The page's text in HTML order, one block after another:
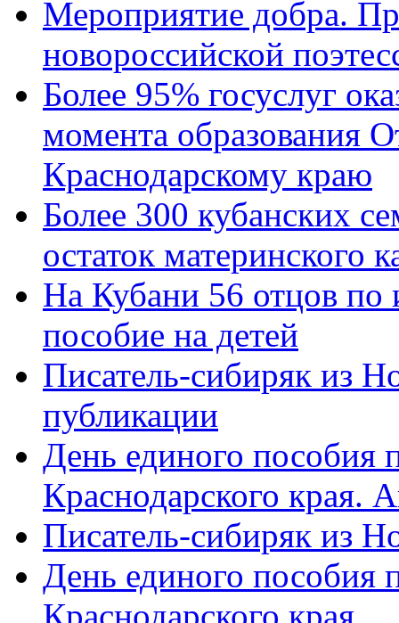
Мероприятие добра.
новороссийской
Более 95% госуслуг
момента образования
Краснодарскому краю
Более 300 кубанских
остаток материнского
На Кубани 56 отцов по
пособие на детей
Писатель-сибиряк из
публикации
День единого пособия
Краснодарского края.
Писатель-сибиряк из
День единого пособия